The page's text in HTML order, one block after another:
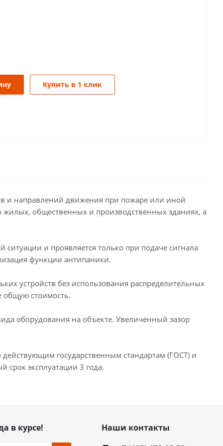
Купить в 1 клик
и направлений движения при пожаре или иной
жилых, общественных и производственных зданиях, а
и проявляется только при подаче сигнала
функции антипаники.
устройств без использования распределительных
общую стоимость.
оборудования на объекте. Увеличенный зазор
государственным стандартам (ГОСТ) и
срок эксплуатации 3 года.
в курсе! Наши контакты